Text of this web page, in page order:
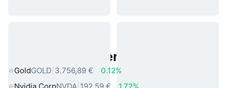
Beliebte reale Vermögenswerte
GoldGOLD 3.756,89 €
0.12%